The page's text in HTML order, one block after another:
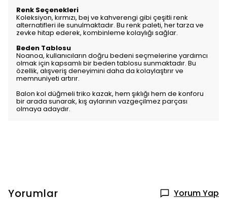
Renk Seçenekleri
Koleksiyon, kırmızı, bej ve kahverengi gibi çeşitli renk
alternatifleri ile sunulmaktadır. Bu renk paleti, her tarza ve
zevke hitap ederek, kombinleme kolaylığı sağlar.
Beden Tablosu
Noanoa, kullanıcıların doğru bedeni seçmelerine yardımcı
olmak için kapsamlı bir beden tablosu sunmaktadır. Bu
özellik, alışveriş deneyimini daha da kolaylaştırır ve
memnuniyeti artırır.
Balon kol düğmeli triko kazak, hem şıklığı hem de konforu
bir arada sunarak, kış aylarının vazgeçilmez parçası
olmaya adaydır.
Yorumlar Yorum Yap